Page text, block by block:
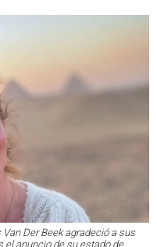
Der Beek agradeció a sus
el anuncio de su estado de